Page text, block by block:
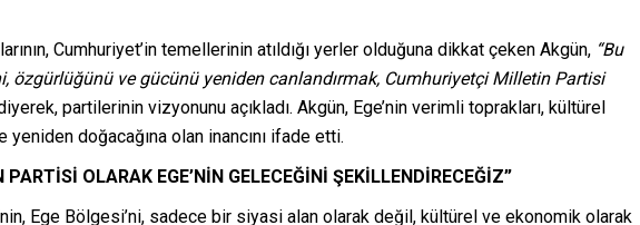
Cumhuriyet’in temellerinin atıldığı yerler olduğuna dikkat çeken Akgün, “Bu
özgürlüğünü ve gücünü yeniden canlandırmak, Cumhuriyetçi Milletin Partisi
partilerinin vizyonunu açıkladı. Akgün, Ege’nin verimli toprakları, kültürel
doğacağına olan inancını ifade etti.
OLARAK EGE’NİN GELECEĞİNİ ŞEKİLLENDİRECEĞİZ”
Ege Bölgesi’ni, sadece bir siyasi alan olarak değil, kültürel ve ekonomik olarak